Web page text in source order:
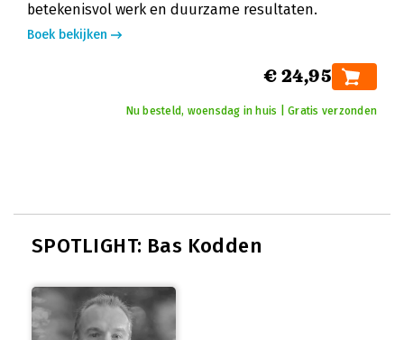
betekenisvol werk en duurzame resultaten.
Boek bekijken
€ 24,95
Nu besteld, woensdag in huis | Gratis verzonden
SPOTLIGHT: Bas Kodden